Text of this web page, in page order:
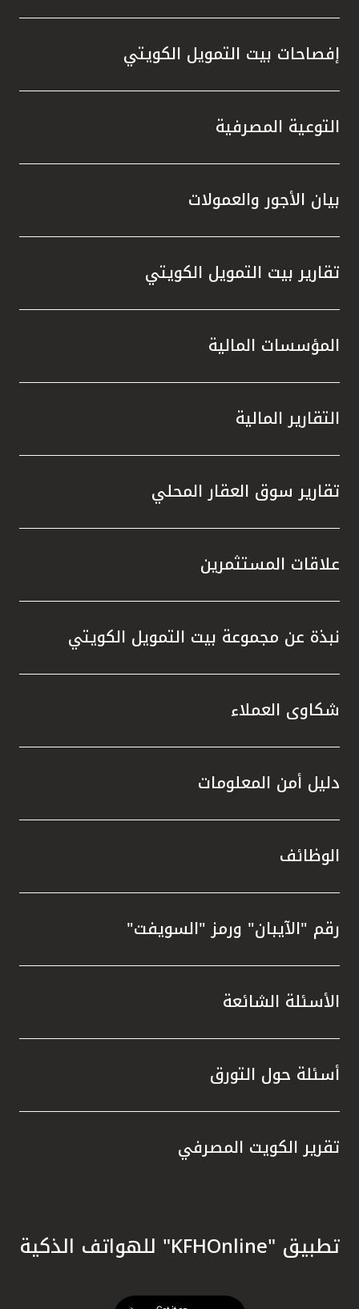
إفصاحات بيت التمويل الكويتي
التوعية المصرفية
بيان الأجور والعمولات
تقارير بيت التمويل الكويتي
المؤسسات المالية
التقارير المالية
تقارير سوق العقار المحلي
علاقات المستثمرين
نبذة عن مجموعة بيت التمويل الكويتي
شكاوى العملاء
دليل أمن المعلومات
الوظائف
رقم "الآيبان" ورمز "السويفت"
الأسئلة الشائعة
أسئلة حول التورق
تقرير الكويت المصرفي
تطبيق "KFHOnline" للهواتف الذكية